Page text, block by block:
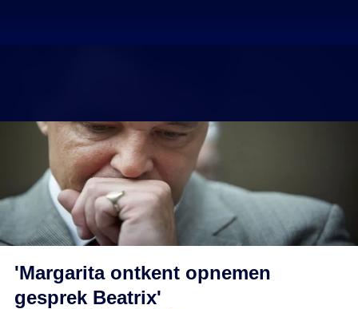
'Margarita ontkent opnemen
gesprek Beatrix'